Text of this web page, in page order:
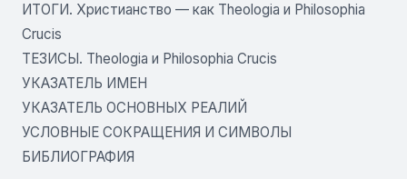
ИТОГИ. Христианство — как Theologia и Philosophia
Crucis
ТЕЗИСЫ. Theologia и Philosophia Crucis
УКАЗАТЕЛЬ ИМЕН
УКАЗАТЕЛЬ ОСНОВНЫХ РЕАЛИЙ
УСЛОВНЫЕ СОКРАЩЕНИЯ И СИМВОЛЫ
БИБЛИОГРАФИЯ